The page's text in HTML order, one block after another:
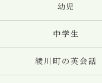
幼児
中学生
綾川町の英会話